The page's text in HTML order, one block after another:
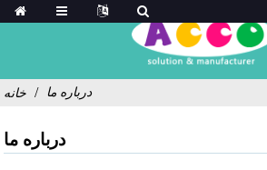
خانه درباره ما
درباره ما